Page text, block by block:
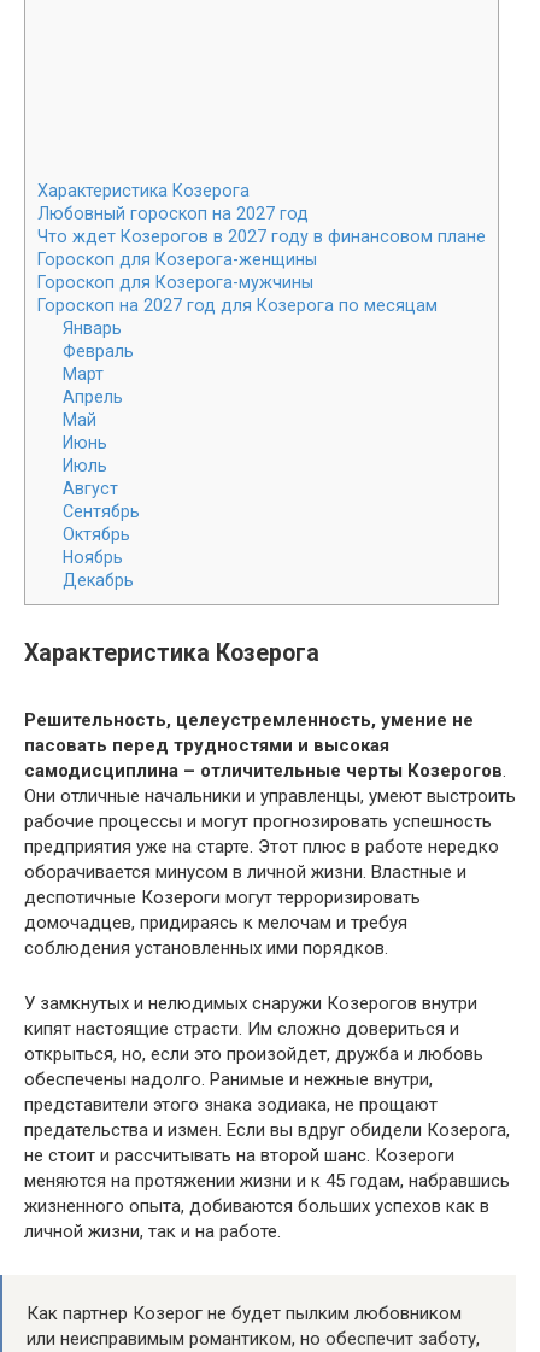
Характеристика Козерога
Любовный гороскоп на 2027 год
Что ждет Козерогов в 2027 году в финансовом плане
Гороскоп для Козерога-женщины
Гороскоп для Козерога-мужчины
Гороскоп на 2027 год для Козерога по месяцам
Январь
Февраль
Март
Апрель
Май
Июнь
Июль
Август
Сентябрь
Октябрь
Ноябрь
Декабрь
Характеристика Козерога
Решительность, целеустремленность, умение не
пасовать перед трудностями и высокая
самодисциплина – отличительные черты Козерогов.
Они отличные начальники и управленцы, умеют выстроить
рабочие процессы и могут прогнозировать успешность
предприятия уже на старте. Этот плюс в работе нередко
оборачивается минусом в личной жизни. Властные и
деспотичные Козероги могут терроризировать
домочадцев, придираясь к мелочам и требуя
соблюдения установленных ими порядков.
У замкнутых и нелюдимых снаружи Козерогов внутри
кипят настоящие страсти. Им сложно довериться и
открыться, но, если это произойдет, дружба и любовь
обеспечены надолго. Ранимые и нежные внутри,
представители этого знака зодиака, не прощают
предательства и измен. Если вы вдруг обидели Козерога,
не стоит и рассчитывать на второй шанс. Козероги
меняются на протяжении жизни и к 45 годам, набравшись
жизненного опыта, добиваются больших успехов как в
личной жизни, так и на работе.
Как партнер Козерог не будет пылким любовником
или неисправимым романтиком, но обеспечит заботу,